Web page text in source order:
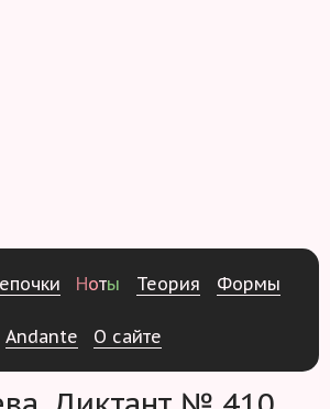
епочки Ноты Теория Формы
Andante О сайте